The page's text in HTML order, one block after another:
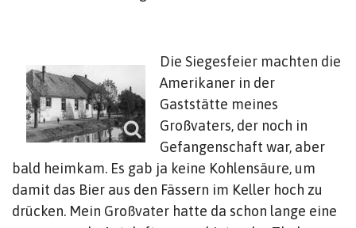
Die Siegesfeier machten die
Amerikaner in der
Gaststätte meines
Großvaters, der noch in
Gefangenschaft war, aber
bald heimkam. Es gab ja keine Kohlensäure, um
damit das Bier aus den Fässern im Keller hoch zu
drücken. Mein Großvater hatte da schon lange eine